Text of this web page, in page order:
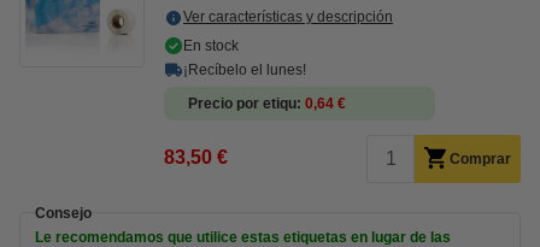
Ver características y descripción
En stock
¡Recíbelo el lunes!
Precio por etiqu 0,64 €
83,50 € Comprar
Consejo
Le recomendamos que utilice estas etiquetas en lugar de las